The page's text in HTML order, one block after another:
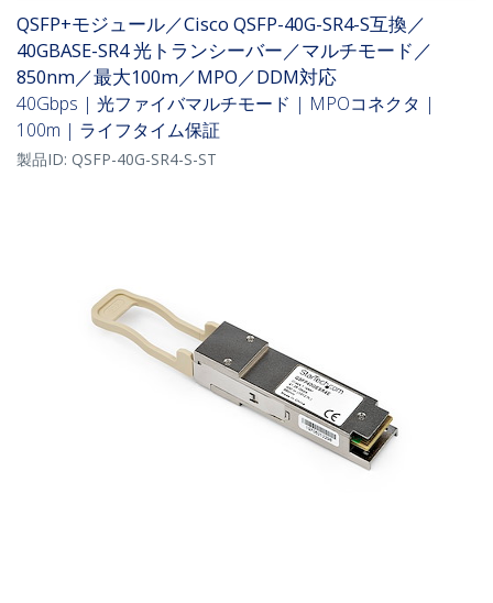
QSFP+モジュール／Cisco QSFP-40G-SR4-S互換／
40GBASE-SR4 光トランシーバー／マルチモード／
850nm／最大100m／MPO／DDM対応
40Gbps | 光ファイバマルチモード | MPOコネクタ |
100m | ライフタイム保証
製品ID: QSFP-40G-SR4-S-ST